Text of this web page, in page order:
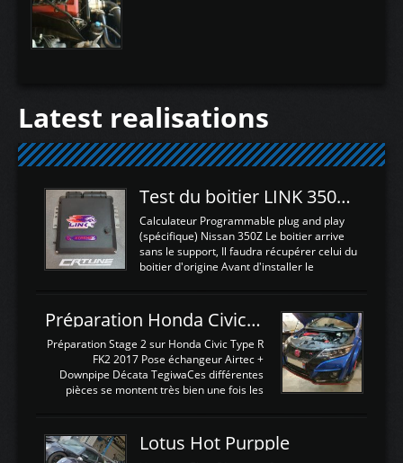
Latest realisations
Test du boitier LINK 350Z Plugin ECU
Calculateur Programmable plug and play
(spécifique) Nissan 350Z Le boitier arrive
sans le support, Il faudra récupérer celui du
boitier d'origine Avant d'installer le
d'envoyer l'information de la large bande
dans le boitier. sydney sweeney deepfake
La sortie 0-5V de l'afr sera connectée sur
l'entrée AN Volt 8 et GndAN pour
Analogique, et Volt car l'information est une
tension (Pas une résistance variable d'un
est temps de brancher le ...
Préparation Honda Civic Type R FK2
Préparation Stage 2 sur Honda Civic Type R
FK2 2017 Pose échangeur Airtec +
Downpipe Décata TegiwaCes différentes
pièces se montent très bien une fois les
légere découpe du plastique inferieur,
negénant en rien la structure ou le
Lotus Hot Purpple